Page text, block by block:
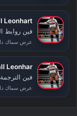
Leonhart
فين روابط
عرض سماك داون
Leonhar
فين
عرض سماك داون